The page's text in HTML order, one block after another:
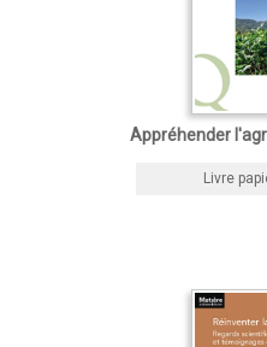
Appréhender
Livre